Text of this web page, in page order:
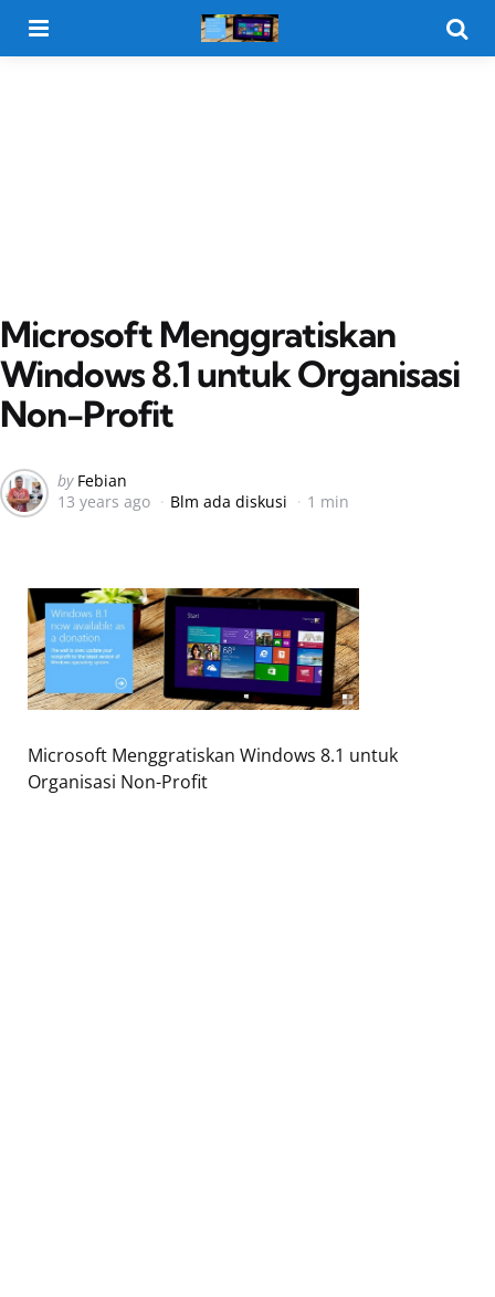
Microsoft Menggratiskan
Windows 8.1 untuk Organisasi
Non-Profit
Posted
by
by Febian
13 years ago
Blm ada diskusi 1 min
Microsoft Menggratiskan Windows 8.1 untuk
Organisasi Non-Profit